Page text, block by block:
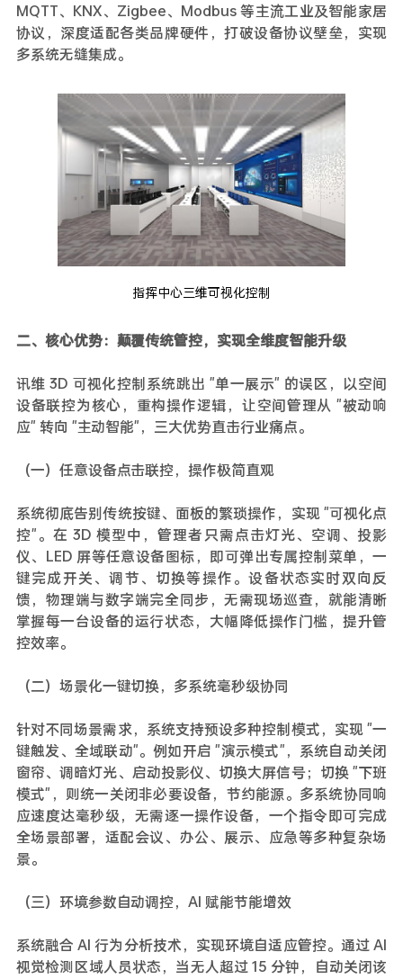
MQTT、KNX、Zigbee、Modbus 等主流工业及智能家居
协议，深度适配各类品牌硬件，打破设备协议壁垒，实现
多系统无缝集成。
指挥中心三维可视化控制
二、核心优势：颠覆传统管控，实现全维度智能升级
讯维 3D 可视化控制系统跳出 "单一展示" 的误区，以空间
设备联控为核心，重构操作逻辑，让空间管理从 "被动响
应" 转向 "主动智能"，三大优势直击行业痛点。
（一）任意设备点击联控，操作极简直观
系统彻底告别传统按键、面板的繁琐操作，实现 "可视化点
控"。在 3D 模型中，管理者只需点击灯光、空调、投影
仪、LED 屏等任意设备图标，即可弹出专属控制菜单，一
键完成开关、调节、切换等操作。设备状态实时双向反
馈，物理端与数字端完全同步，无需现场巡查，就能清晰
掌握每一台设备的运行状态，大幅降低操作门槛，提升管
控效率。
（二）场景化一键切换，多系统毫秒级协同
针对不同场景需求，系统支持预设多种控制模式，实现 "一
键触发、全域联动"。例如开启 "演示模式"，系统自动关闭
窗帘、调暗灯光、启动投影仪、切换大屏信号；切换 "下班
模式"，则统一关闭非必要设备，节约能源。多系统协同响
应速度达毫秒级，无需逐一操作设备，一个指令即可完成
全场景部署，适配会议、办公、展示、应急等多种复杂场
景。
（三）环境参数自动调控，AI 赋能节能增效
系统融合 AI 行为分析技术，实现环境自适应管控。通过 AI
视觉检测区域人员状态，当无人超过 15 分钟，自动关闭该